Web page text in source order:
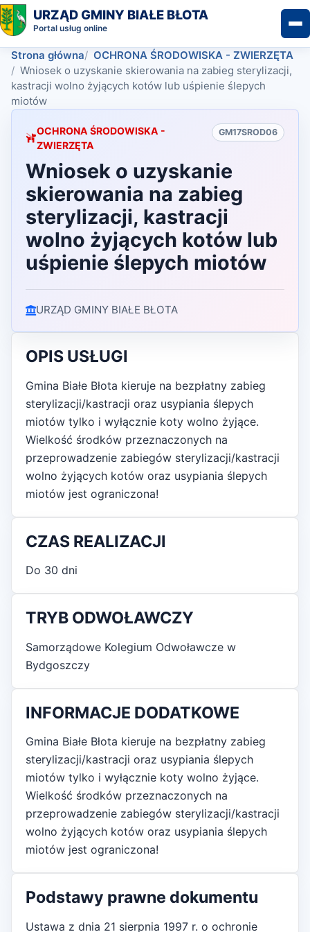
URZĄD GMINY BIAŁE BŁOTA
Portal usług online
Strona główna
OCHRONA ŚRODOWISKA - ZWIERZĘTA
Wniosek o uzyskanie skierowania na zabieg sterylizacji,
kastracji wolno żyjących kotów lub uśpienie ślepych
miotów
OCHRONA ŚRODOWISKA -
ZWIERZĘTA
GM17SROD06
Wniosek o uzyskanie
skierowania na zabieg
sterylizacji, kastracji
wolno żyjących kotów lub
uśpienie ślepych miotów
URZĄD GMINY BIAŁE BŁOTA
OPIS USŁUGI
Gmina Białe Błota kieruje na bezpłatny zabieg
sterylizacji/kastracji oraz usypiania ślepych
miotów tylko i wyłącznie koty wolno żyjące.
Wielkość środków przeznaczonych na
przeprowadzenie zabiegów sterylizacji/kastracji
wolno żyjących kotów oraz usypiania ślepych
miotów jest ograniczona!
CZAS REALIZACJI
Do 30 dni
TRYB ODWOŁAWCZY
Samorządowe Kolegium Odwoławcze w
Bydgoszczy
INFORMACJE DODATKOWE
Gmina Białe Błota kieruje na bezpłatny zabieg
sterylizacji/kastracji oraz usypiania ślepych
miotów tylko i wyłącznie koty wolno żyjące.
Wielkość środków przeznaczonych na
przeprowadzenie zabiegów sterylizacji/kastracji
wolno żyjących kotów oraz usypiania ślepych
miotów jest ograniczona!
Podstawy prawne dokumentu
Ustawa z dnia 21 sierpnia 1997 r. o ochronie